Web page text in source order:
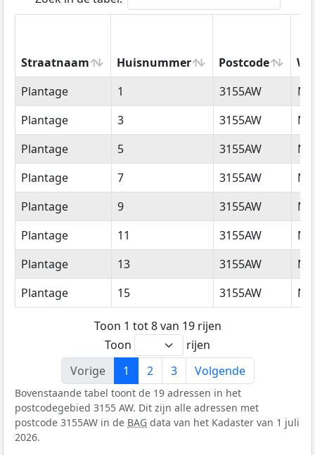
Straatnaam Huisnummer Postcode
Straatnaam
Huisnummer Postcode
Plantage 1 3155AW
Plantage
3 3155AW
Plantage
5 3155AW
Plantage
7 3155AW
Plantage
9 3155AW
Plantage
11 3155AW
Plantage
13 3155AW
Plantage
15 3155AW
Toon 1 tot 8 van 19 rijen
Toon
rijen
Vorige
1 2 3 Volgende
Bovenstaande tabel toont de 19 adressen in het
postcodegebied 3155 AW. Dit zijn alle adressen met
postcode 3155AW in de BAG data van het Kadaster van 1 juli
2026.